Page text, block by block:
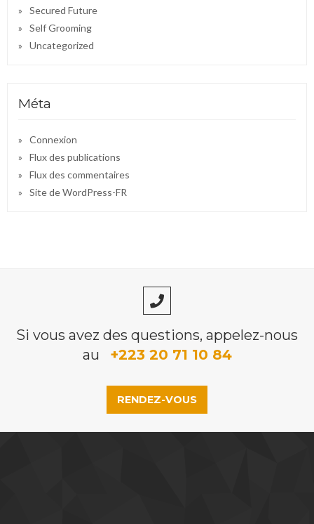
Secured Future
Self Grooming
Uncategorized
Méta
Connexion
Flux des publications
Flux des commentaires
Site de WordPress-FR
Si vous avez des questions, appelez-nous
au
+223 20 71 10 84
RENDEZ-VOUS